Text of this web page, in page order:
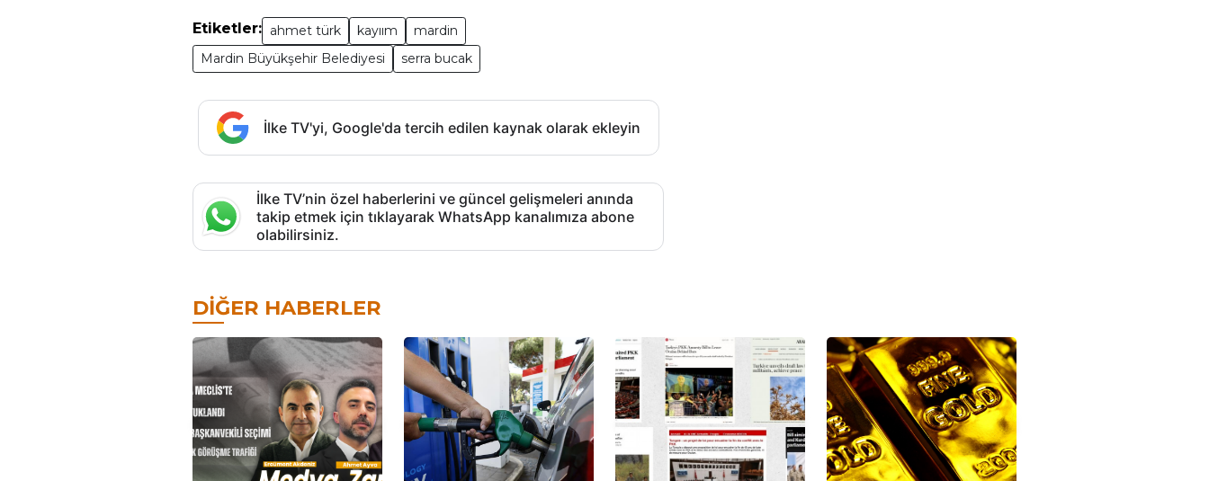
Etiketler: ahmet türk kayıım
mardin
Mardin Büyükşehir Belediyesi
serra bucak
İlke TV'yi, Google'da tercih edilen kaynak olarak ekleyin
İlke TV’nin özel haberlerini ve güncel gelişmeleri anında
takip etmek için tıklayarak WhatsApp kanalımıza abone
olabilirsiniz.
DIĞER HABERLER